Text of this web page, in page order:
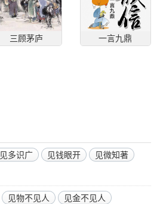
三顾茅庐 一言九鼎
见多识广 见钱眼开
见微知著
见物不见人
见金不见人